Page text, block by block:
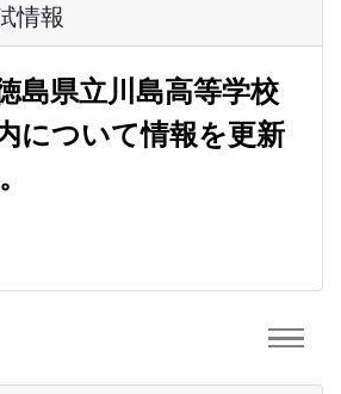
情報
島県立川島高等学校
について情報を更新